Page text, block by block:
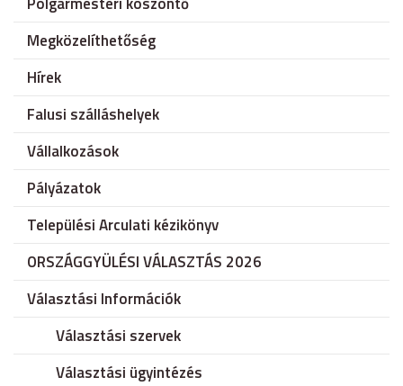
Megközelíthetőség
Hírek
Falusi szálláshelyek
Vállalkozások
Pályázatok
Települési Arculati kézikönyv
ORSZÁGGYÜLÉSI VÁLASZTÁS 2026
Választási Információk
Választási szervek
Választási ügyintézés